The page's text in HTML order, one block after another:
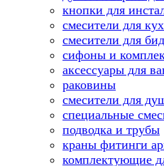
кнопки для
смесители для
смесители для
сифоны и
аксессуары для
раковины
смесители для
специальные
подводка и трубы
краны фитинги
комплектующие